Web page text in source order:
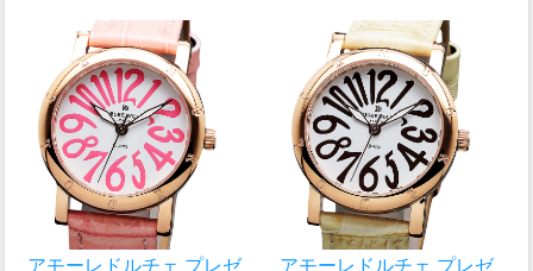
アモーレドルチェ プレゼ
アモーレドルチェ プレゼ